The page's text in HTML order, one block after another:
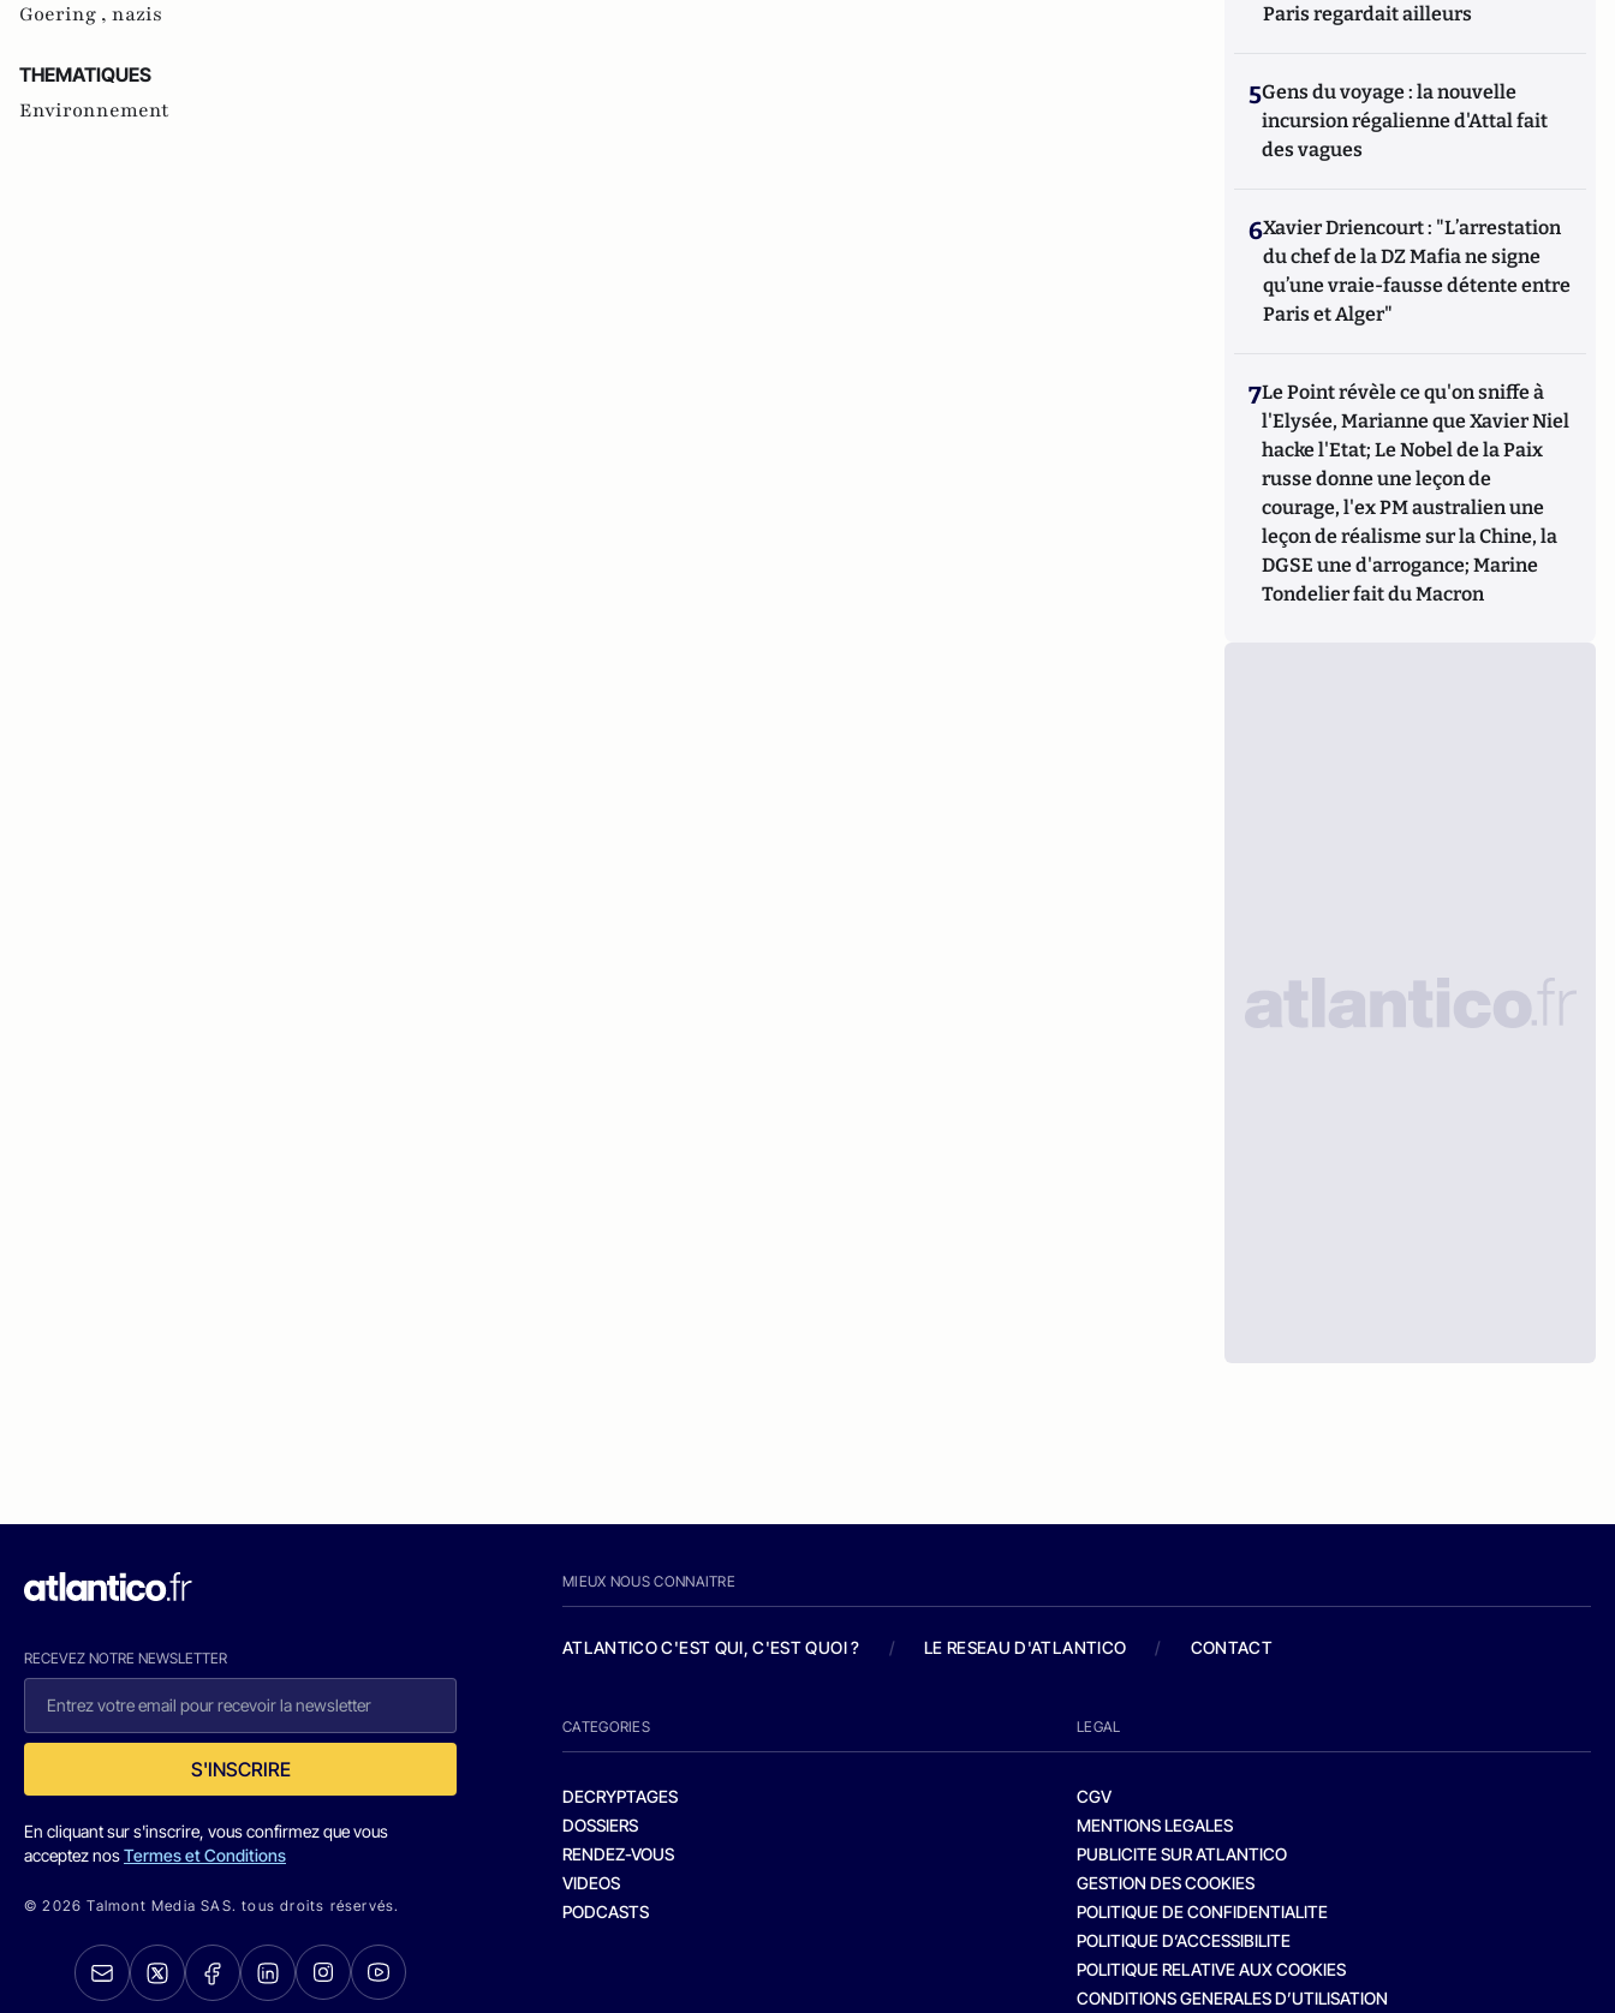
Goering , nazis
THEMATIQUES
Environnement
Paris regardait ailleurs
5Gens du voyage : la nouvelle
incursion régalienne d'Attal fait
des vagues
6Xavier Driencourt : "L’arrestation
du chef de la DZ Mafia ne signe
qu’une vraie-fausse détente entre
Paris et Alger"
7Le Point révèle ce qu'on sniffe à
l'Elysée, Marianne que Xavier Niel
hacke l'Etat; Le Nobel de la Paix
russe donne une leçon de
courage, l'ex PM australien une
leçon de réalisme sur la Chine, la
DGSE une d'arrogance; Marine
Tondelier fait du Macron
RECEVEZ NOTRE NEWSLETTER
S'INSCRIRE
En cliquant sur s'inscrire, vous confirmez que vous
acceptez nosTermes et Conditions
© 2026 Talmont Media SAS. tous droits réservés.
MIEUX NOUS CONNAITRE
ATLANTICO C'EST QUI, C'EST QUOI ? / LE RESEAU D'ATLANTICO / CONTACT
CATEGORIES
DECRYPTAGES
DOSSIERS
RENDEZ-VOUS
VIDEOS
PODCASTS
LEGAL
CGV
MENTIONS LEGALES
PUBLICITE SUR ATLANTICO
GESTION DES COOKIES
POLITIQUE DE CONFIDENTIALITE
POLITIQUE D’ACCESSIBILITE
POLITIQUE RELATIVE AUX COOKIES
CONDITIONS GENERALES D’UTILISATION